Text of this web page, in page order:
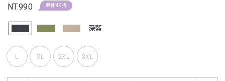
NT.990 單件49折
深藍
L XL 2XL 3XL